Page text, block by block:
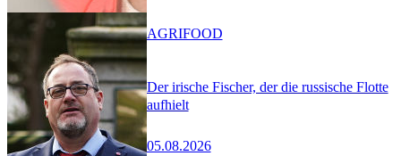
Der irische Fischer, der die russische Flotte
aufhielt
05.08.2026
AGRIFOOD